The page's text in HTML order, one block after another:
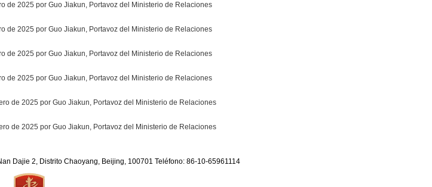
de 2025 por Guo Jiakun, Portavoz del Ministerio de Relaciones
de 2025 por Guo Jiakun, Portavoz del Ministerio de Relaciones
de 2025 por Guo Jiakun, Portavoz del Ministerio de Relaciones
de 2025 por Guo Jiakun, Portavoz del Ministerio de Relaciones
de 2025 por Guo Jiakun, Portavoz del Ministerio de Relaciones
de 2025 por Guo Jiakun, Portavoz del Ministerio de Relaciones
Dajie 2, Distrito Chaoyang, Beijing, 100701 Teléfono: 86-10-65961114